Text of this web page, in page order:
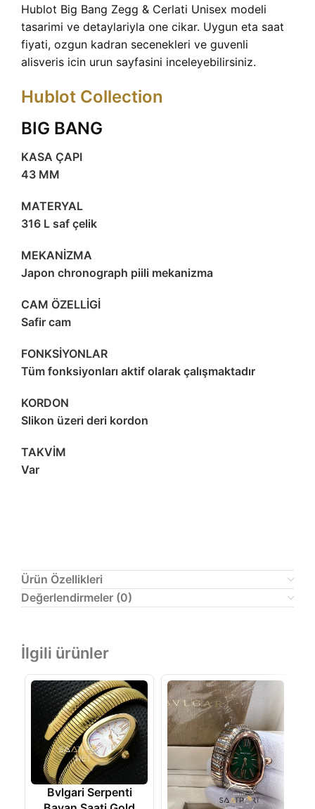
Hublot Big Bang Zegg & Cerlati Unisex modeli
tasarimi ve detaylariyla one cikar. Uygun eta saat
fiyati, ozgun kadran secenekleri ve guvenli
alisveris icin urun sayfasini inceleyebilirsiniz.
Hublot Collection
BIG BANG
KASA ÇAPI
43 MM
MATERYAL
316 L saf çelik
MEKANİZMA
Japon chronograph piili mekanizma
CAM ÖZELLİGİ
Safir cam
FONKSİYONLAR
Tüm fonksiyonları aktif olarak çalışmaktadır
KORDON
Slikon üzeri deri kordon
TAKVİM
Var
Ürün Özellikleri
Değerlendirmeler (0)
İlgili ürünler
Bvlgari Serpenti